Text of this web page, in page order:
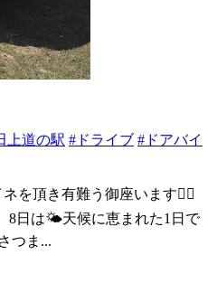
上道の駅 #ドライブ #ドアバイ
を頂き有難う御座います🙇‍♂️
8日は🌤️天候に恵まれた1日で
つま...